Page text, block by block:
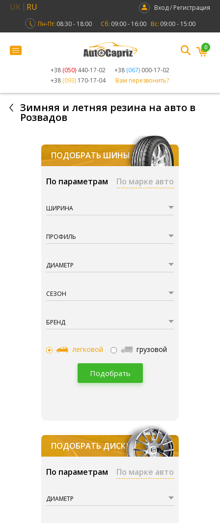
UK RU
Вход / Регистрация
Пн-Пт: 08:30 - 18:00 Сб: 09:00 - 16:00 Вс: 09:00 - 15:00
+38 (050) 440-17-02 +38 (067) 000-17-02
+38 (093) 170-17-04 Вам перезвонить?
0
Зимняя и летняя резина на авто в
Розвадов
ПОДОБРАТЬ ШИНЫ
По параметрам По марке авто
ШИРИНА
ПРОФИЛЬ
ДИАМЕТР
СЕЗОН
БРЕНД
легковой грузовой
Подобрать
ПОДОБРАТЬ ДИСКИ
По параметрам По марке авто
ДИАМЕТР